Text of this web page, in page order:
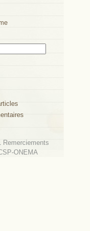
Remerciements
ONEMA